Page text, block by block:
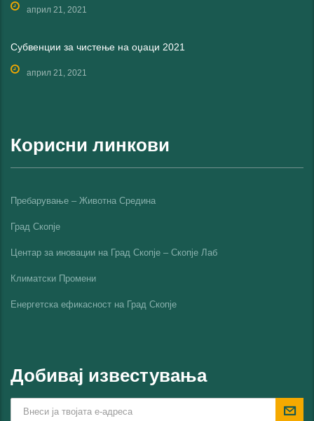
април 21, 2021
Субвенции за чистење на оџаци 2021
април 21, 2021
Корисни линкови
Пребарување – Животна Средина
Град Скопје
Центар за иновации на Град Скопје – Скопје Лаб
Климатски Промени
Енергетска ефикасност на Град Скопјe
Добивај известувања